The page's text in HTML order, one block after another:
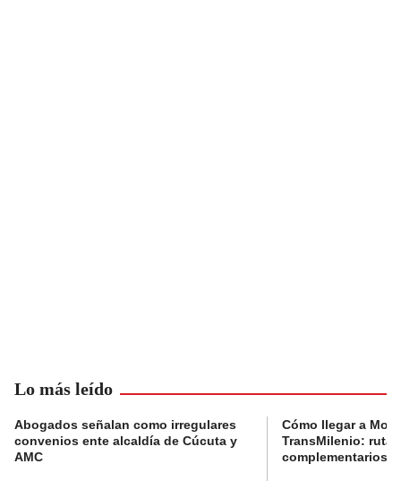
Lo más leído
Abogados señalan como irregulares
convenios ente alcaldía de Cúcuta y
AMC
Cómo llegar a
TransMilenio:
complementarios